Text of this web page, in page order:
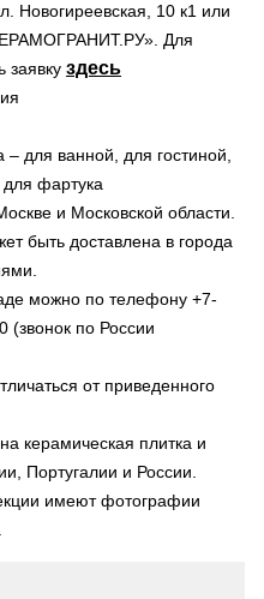
Новогиреевская, 10 к1 или
Для
заявку здесь
для ванной, для гостиной,
фартука
и Московской области.
быть доставлена в города
можно по телефону +7-
(звонок по России
от приведенного
керамическая плитка и
Португалии и России.
имеют фотографии